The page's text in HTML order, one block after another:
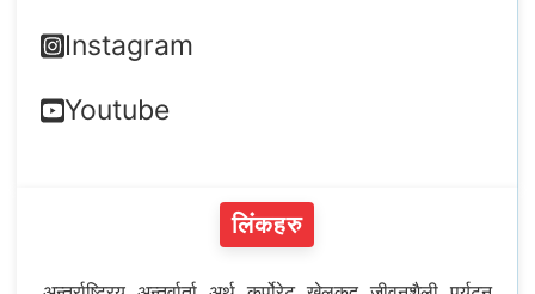
Instagram
Youtube
लिंकहरु